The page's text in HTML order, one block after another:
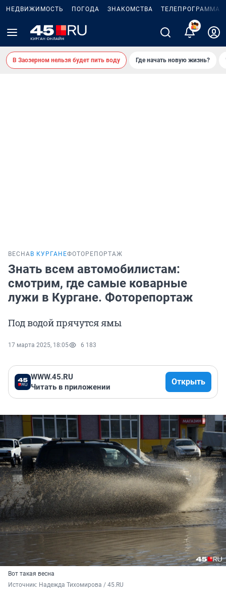
НЕДВИЖИМОСТЬ ПОГОДА ЗНАКОМСТВА ТЕЛЕПРОГРАММА
В Заозерном нельзя будет пить воду Где начать новую жизнь?
ВЕСНА В КУРГАНЕФОТОРЕПОРТАЖ
Знать всем автомобилистам:
смотрим, где самые коварные
лужи в Кургане. Фоторепортаж
Под водой прячутся ямы
17 марта 2025, 18:05 6 183
WWW.45.RU
Читать в приложении
Открыть
Вот такая весна
Источник: Надежда Тихомирова / 45.RU